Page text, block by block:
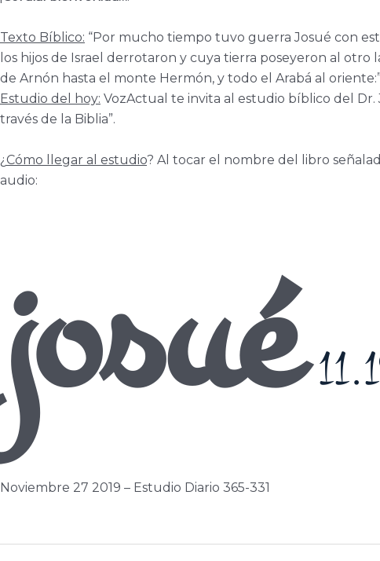
Texto Bíblico: “Por mucho tiempo tuvo guerra Josué con
los hijos de Israel derrotaron y cuya tierra poseyeron al
de Arnón hasta el monte Hermón, y todo el Arabá al oriente:”
Estudio del hoy: VozActual te invita al estudio bíblico del Dr.
través de la Biblia”.
¿Cómo llegar al estudio? Al tocar el nombre del libro
audio:
josué
Noviembre 27 2019 – Estudio Diario 365-331